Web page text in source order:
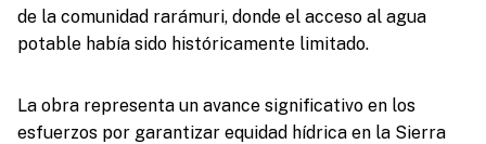
de la comunidad rarámuri, donde el acceso al agua
potable había sido históricamente limitado.
La obra representa un avance significativo en los
esfuerzos por garantizar equidad hídrica en la Sierra